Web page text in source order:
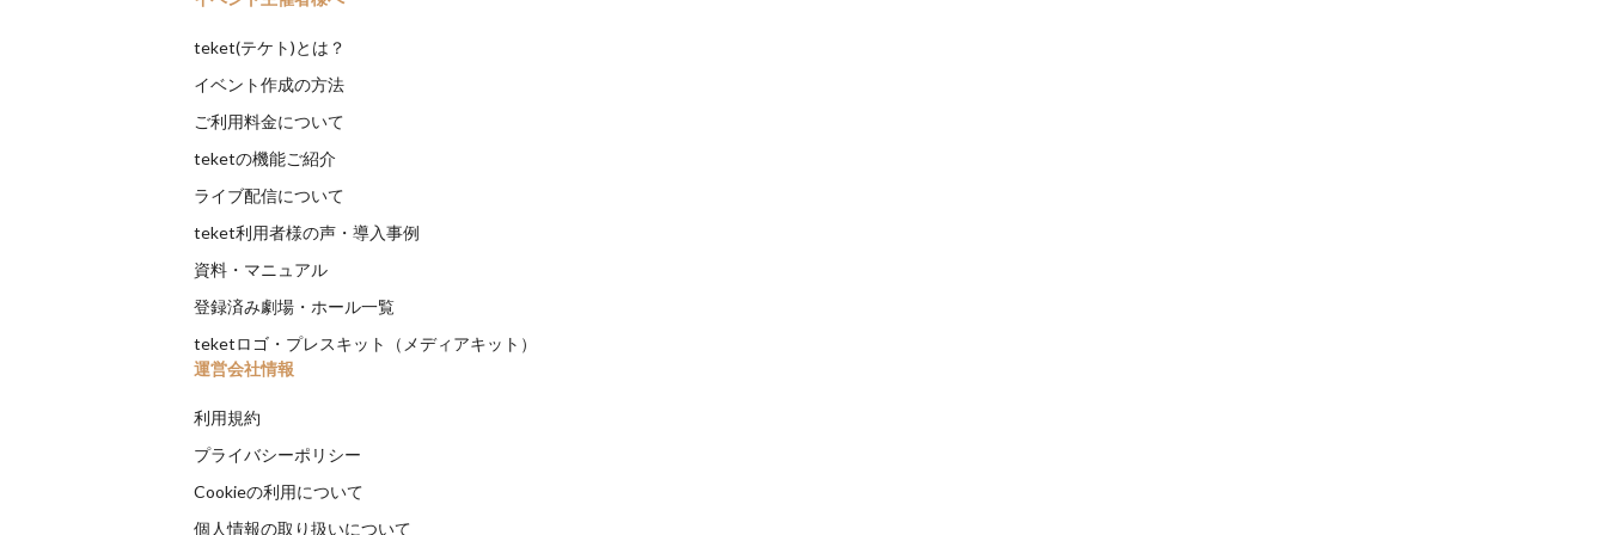
teket(テケト)とは？
イベント作成の方法
ご利用料金について
teketの機能ご紹介
ライブ配信について
teket利用者様の声・導入事例
資料・マニュアル
登録済み劇場・ホール一覧
teketロゴ・プレスキット（メディアキット）
運営会社情報
利用規約
プライバシーポリシー
Cookieの利用について
個人情報の取り扱いについて